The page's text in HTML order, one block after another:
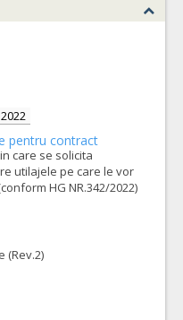
pentru contract
care se solicita
utilajele pe care le vor
HG NR.342/2022)
(Rev.2)